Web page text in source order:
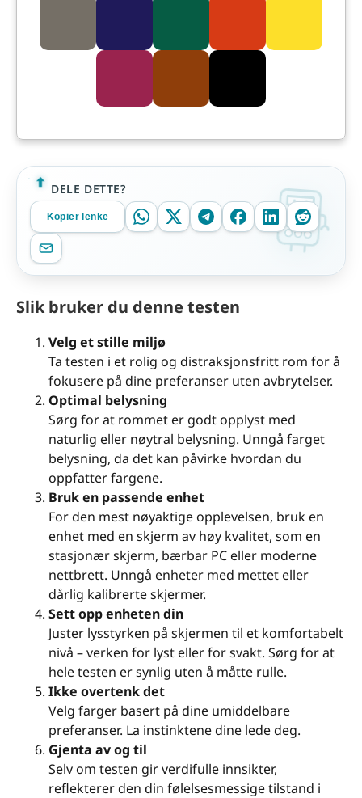
DELE DETTE?
Kopier lenke
Slik bruker du denne testen
Velg et stille miljø
Ta testen i et rolig og distraksjonsfritt rom for å
fokusere på dine preferanser uten avbrytelser.
Optimal belysning
Sørg for at rommet er godt opplyst med
naturlig eller nøytral belysning. Unngå farget
belysning, da det kan påvirke hvordan du
oppfatter fargene.
Bruk en passende enhet
For den mest nøyaktige opplevelsen, bruk en
enhet med en skjerm av høy kvalitet, som en
stasjonær skjerm, bærbar PC eller moderne
nettbrett. Unngå enheter med mettet eller
dårlig kalibrerte skjermer.
Sett opp enheten din
Juster lysstyrken på skjermen til et komfortabelt
nivå – verken for lyst eller for svakt. Sørg for at
hele testen er synlig uten å måtte rulle.
Ikke overtenk det
Velg farger basert på dine umiddelbare
preferanser. La instinktene dine lede deg.
Gjenta av og til
Selv om testen gir verdifulle innsikter,
reflekterer den din følelsesmessige tilstand i